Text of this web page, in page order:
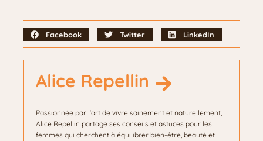
Facebook Twitter LinkedIn
Alice Repellin
Passionnée par l’art de vivre sainement et naturellement,
Alice Repellin partage ses conseils et astuces pour les
femmes qui cherchent à équilibrer bien-être, beauté et